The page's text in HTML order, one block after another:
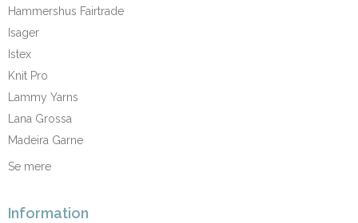
Hammershus Fairtrade
Isager
Istex
Knit Pro
Lammy Yarns
Lana Grossa
Madeira Garne
Se mere
Information